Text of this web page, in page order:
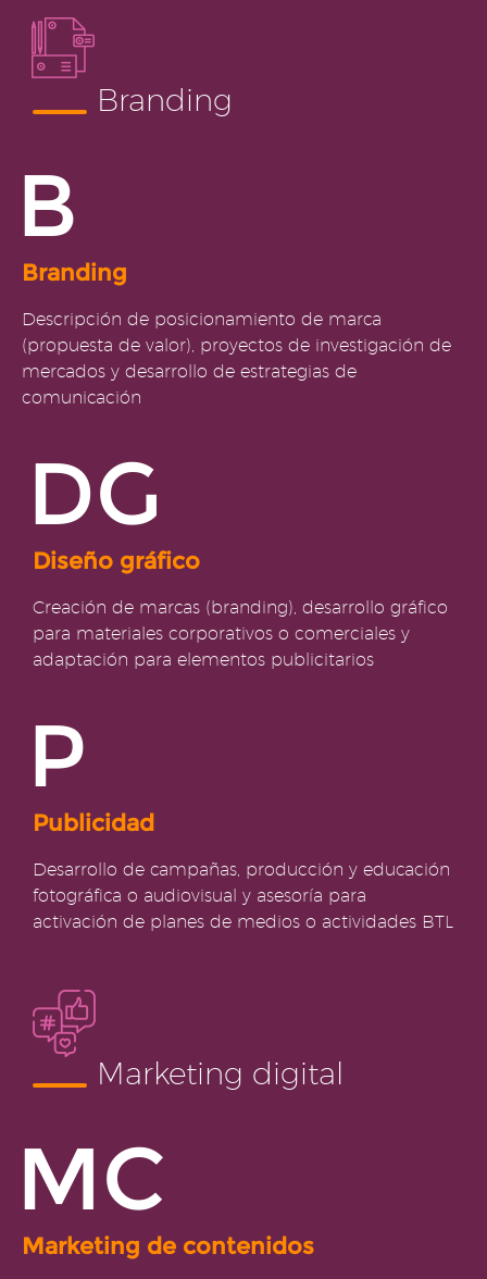
Branding
B
Branding
Descripción de posicionamiento de marca
(propuesta de valor), proyectos de investigación de
mercados y desarrollo de estrategias de
comunicación
DG
Diseño gráfico
Creación de marcas (branding), desarrollo gráfico
para materiales corporativos o comerciales y
adaptación para elementos publicitarios
P
Publicidad
Desarrollo de campañas, producción y educación
fotográfica o audiovisual y asesoría para
activación de planes de medios o actividades BTL
Marketing digital
MC
Marketing de contenidos